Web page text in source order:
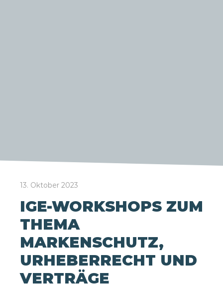
13. Oktober 2023
IGE-WORKSHOPS ZUM
THEMA
MARKENSCHUTZ,
URHEBERRECHT UND
VERTRÄGE